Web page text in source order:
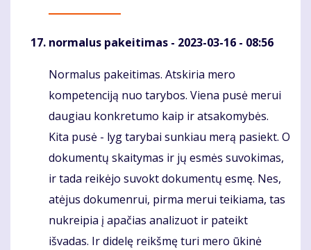
normalus pakeitimas - 2023-03-16 - 08:56
Komentaras
Normalus pakeitimas. Atskiria mero
kompetenciją nuo tarybos. Viena pusė merui
daugiau konkretumo kaip ir atsakomybės.
Kita pusė - lyg tarybai sunkiau merą pasiekt. O
dokumentų skaitymas ir jų esmės suvokimas,
ir tada reikėjo suvokt dokumentų esmę. Nes,
atėjus dokumenrui, pirma merui teikiama, tas
nukreipia į apačias analizuot ir pateikt
išvadas. Ir didelę reikšmę turi mero ūkinė